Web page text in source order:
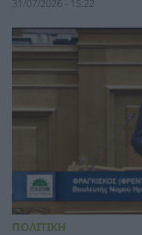
31/07/2026 - 15:22
ΠΟΛΙΤΙΚΗ